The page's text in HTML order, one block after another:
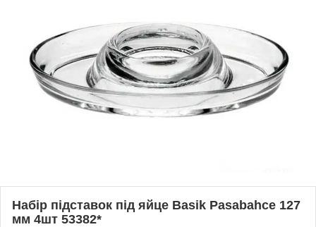
Набір підставок під яйце Basik Pasabahce 127
мм 4шт 53382*